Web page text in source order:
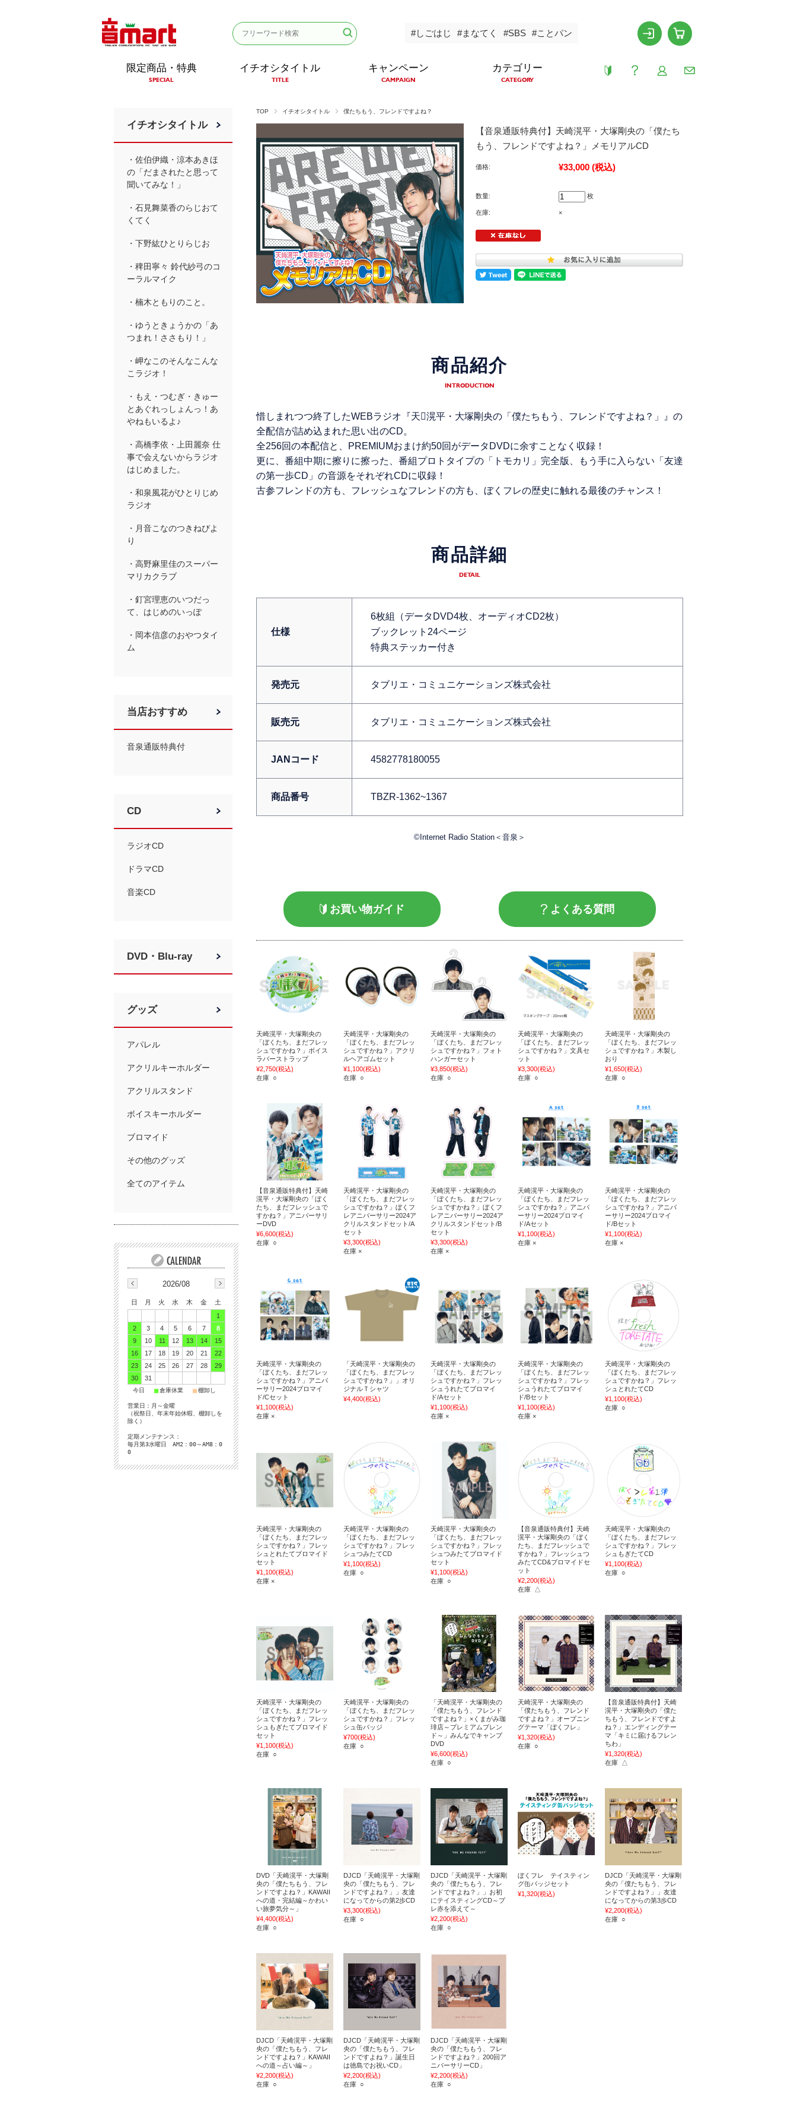
#しごはじ #まなてく #SBS #ことパン
限定商品・特典
SPECIAL
イチオシタイトル
TITLE
キャンペーン
CAMPAIGN
カテゴリー
CATEGORY
TOP イチオシタイトル 僕たちもう、フレンドですよね？
【音泉通販特典付】天崎滉平・大塚剛央の「僕たち
もう、フレンドですよね？」メモリアルCD
価格: ¥33,000 (税込)
数量: 枚
在庫: ×
商品紹介
INTRODUCTION
惜しまれつつ終了したWEBラジオ『天滉平・大塚剛央の「僕たちもう、フレンドですよね？」』の
全配信が詰め込まれた思い出のCD。
全256回の本配信と、PREMIUMおまけ約50回がデータDVDに余すことなく収録！
更に、番組中期に擦りに擦った、番組プロトタイプの「トモカリ」完全版、もう手に入らない「友達
の第一歩CD」の音源をそれぞれCDに収録！
古参フレンドの方も、フレッシュなフレンドの方も、ぼくフレの歴史に触れる最後のチャンス！
商品詳細
DETAIL
仕様
6枚組（データDVD4枚、オーディオCD2枚）
ブックレット24ページ
特典ステッカー付き
発売元 タブリエ・コミュニケーションズ株式会社
販売元 タブリエ・コミュニケーションズ株式会社
JANコード 4582778180055
商品番号 TBZR-1362~1367
©Internet Radio Station＜音泉＞
お買い物ガイド よくある質問
天崎滉平・大塚剛央の
「ぼくたち、まだフレッ
シュですかね？」ボイス
ラバーストラップ
¥2,750(税込)
在庫 ○
天崎滉平・大塚剛央の
「ぼくたち、まだフレッ
シュですかね？」アクリ
ルヘアゴムセット
¥1,100(税込)
在庫 ○
天崎滉平・大塚剛央の
「ぼくたち、まだフレッ
シュですかね？」フォト
ハンガーセット
¥3,850(税込)
在庫 ○
天崎滉平・大塚剛央の
「ぼくたち、まだフレッ
シュですかね？」文具セ
ット
¥3,300(税込)
在庫 ○
天崎滉平・大塚剛央の
「ぼくたち、まだフレッ
シュですかね？」木製し
おり
¥1,650(税込)
在庫 ○
【音泉通販特典付】天崎
滉平・大塚剛央の「ぼく
たち、まだフレッシュで
すかね？」アニバーサリ
ーDVD
¥6,600(税込)
在庫 ○
天崎滉平・大塚剛央の
「ぼくたち、まだフレッ
シュですかね？」ぼくフ
レアニバーサリー2024ア
クリルスタンドセット/A
セット
¥3,300(税込)
在庫 ×
天崎滉平・大塚剛央の
「ぼくたち、まだフレッ
シュですかね？」ぼくフ
レアニバーサリー2024ア
クリルスタンドセット/B
セット
¥3,300(税込)
在庫 ×
天崎滉平・大塚剛央の
「ぼくたち、まだフレッ
シュですかね？」アニバ
ーサリー2024ブロマイ
ド/Aセット
¥1,100(税込)
在庫 ×
天崎滉平・大塚剛央の
「ぼくたち、まだフレッ
シュですかね？」アニバ
ーサリー2024ブロマイ
ド/Bセット
¥1,100(税込)
在庫 ×
天崎滉平・大塚剛央の
「ぼくたち、まだフレッ
シュですかね？」アニバ
ーサリー2024ブロマイ
ド/Cセット
¥1,100(税込)
在庫 ×
「天崎滉平・大塚剛央の
「ぼくたち、まだフレッ
シュですかね？」」オリ
ジナルＴシャツ
¥4,400(税込)
天崎滉平・大塚剛央の
「ぼくたち、まだフレッ
シュですかね？」フレッ
シュうれたてブロマイ
ド/Aセット
¥1,100(税込)
在庫 ×
天崎滉平・大塚剛央の
「ぼくたち、まだフレッ
シュですかね？」フレッ
シュうれたてブロマイ
ド/Bセット
¥1,100(税込)
在庫 ×
天崎滉平・大塚剛央の
「ぼくたち、まだフレッ
シュですかね？」フレッ
シュとれたてCD
¥1,100(税込)
在庫 ○
天崎滉平・大塚剛央の
「ぼくたち、まだフレッ
シュですかね？」フレッ
シュとれたてブロマイド
セット
¥1,100(税込)
在庫 ×
天崎滉平・大塚剛央の
「ぼくたち、まだフレッ
シュですかね？」フレッ
シュつみたてCD
¥1,100(税込)
在庫 ○
天崎滉平・大塚剛央の
「ぼくたち、まだフレッ
シュですかね？」フレッ
シュつみたてブロマイド
セット
¥1,100(税込)
在庫 ○
【音泉通販特典付】天崎
滉平・大塚剛央の「ぼく
たち、まだフレッシュで
すかね？」フレッシュつ
みたてCD&ブロマイドセ
ット
¥2,200(税込)
在庫 △
天崎滉平・大塚剛央の
「ぼくたち、まだフレッ
シュですかね？」フレッ
シュもぎたてCD
¥1,100(税込)
在庫 ○
天崎滉平・大塚剛央の
「ぼくたち、まだフレッ
シュですかね？」フレッ
シュもぎたてブロマイド
セット
¥1,100(税込)
在庫 ○
天崎滉平・大塚剛央の
「ぼくたち、まだフレッ
シュですかね？」フレッ
シュ缶バッジ
¥700(税込)
在庫 ○
「天崎滉平・大塚剛央の
「僕たちもう、フレンド
ですよね？」×くまがみ珈
琲店～プレミアムブレン
ド～」みんなでキャンプ
DVD
¥6,600(税込)
在庫 ○
天崎滉平・大塚剛央の
「僕たちもう、フレンド
ですよね？」オープニン
グテーマ「ぼくフレ」
¥1,320(税込)
在庫 ○
【音泉通販特典付】天崎
滉平・大塚剛央の「僕た
ちもう、フレンドですよ
ね？」エンディングテー
マ「キミに届けるフレン
ちわ」
¥1,320(税込)
在庫 △
DVD「天崎滉平・大塚剛
央の「僕たちもう、フレ
ンドですよね？」KAWAII
への道・完結編～かわい
い旅夢気分～」
¥4,400(税込)
在庫 ○
DJCD「天崎滉平・大塚剛
央の「僕たちもう、フレ
ンドですよね？」」友達
になってからの第2歩CD
¥3,300(税込)
在庫 ○
DJCD「天崎滉平・大塚剛
央の「僕たちもう、フレ
ンドですよね？」」お初
にテイスティングCD～プ
レ赤を添えて～
¥2,200(税込)
在庫 ○
ぼくフレ テイスティン
グ缶バッジセット
¥1,320(税込)
DJCD「天崎滉平・大塚剛
央の「僕たちもう、フレ
ンドですよね？」」友達
になってからの第3歩CD
¥2,200(税込)
在庫 ○
DJCD「天崎滉平・大塚剛
央の「僕たちもう、フレ
ンドですよね？」KAWAII
への道～占い編～」
¥2,200(税込)
在庫 ○
DJCD「天崎滉平・大塚剛
央の「僕たちもう、フレ
ンドですよね？」誕生日
は徳島でお祝いCD」
¥2,200(税込)
在庫 ○
DJCD「天崎滉平・大塚剛
央の「僕たちもう、フレ
ンドですよね？」200回ア
ニバーサリーCD」
¥2,200(税込)
在庫 ○
イチオシタイトル
・佐伯伊織・涼本あきほ
の「だまされたと思って
聞いてみな！」
・石見舞菜香のらじおて
くてく
・下野紘ひとりらじお
・稗田寧々 鈴代紗弓のコ
ーラルマイク
・楠木ともりのこと。
・ゆうときょうかの「あ
つまれ！ささもり！」
・岬なこのそんなこんな
こラジオ！
・もえ・つむぎ・きゅー
とあぐれっしょんっ！あ
やねもいるよ♪
・高橋李依・上田麗奈 仕
事で会えないからラジオ
はじめました。
・和泉風花がひとりじめ
ラジオ
・月音こなのつきねびよ
り
・高野麻里佳のスーパー
マリカクラブ
・釘宮理恵のいつだっ
て、はじめのいっぽ
・岡本信彦のおやつタイ
ム
当店おすすめ
音泉通販特典付
CD
ラジオCD
ドラマCD
音楽CD
DVD・Blu-ray
グッズ
アパレル
アクリルキーホルダー
アクリルスタンド
ボイスキーホルダー
ブロマイド
その他のグッズ
全てのアイテム
2026/08
日 月 火 水 木 金
土
1
2
3 4 5 6 7
8
9
10 11 12 13 14
15
16
17 18 19 20 21
22
23
24 25 26 27 28
29
30
31
今日 ■倉庫休業 ■棚卸し
営業日：月～金曜
（祝祭日、年末年始休暇、棚卸しを
除く）
定期メンテナンス：
毎月第3水曜日 AM2：00～AM8：0
0